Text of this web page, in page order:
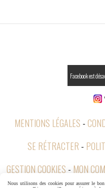
Facebook est
MENTIONS LÉGALES
SE RÉTRACTER
GESTION COOKIES
MON
Nous utilisons des cookies pour assurer le